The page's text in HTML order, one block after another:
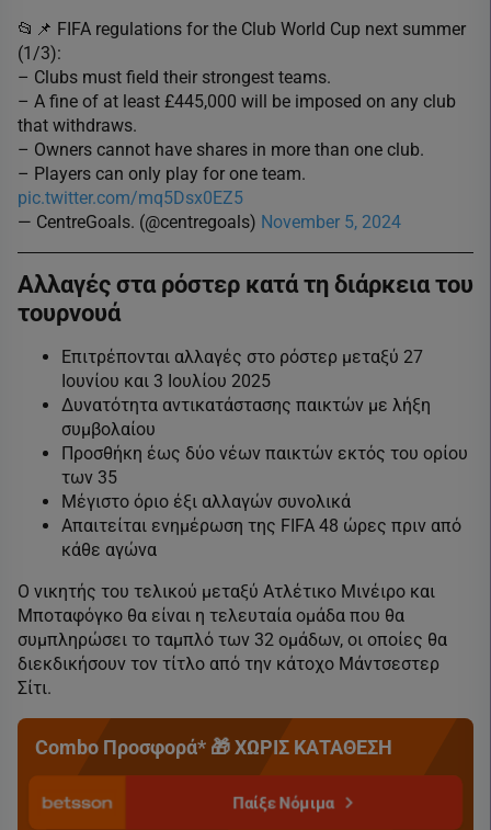
📂📌 FIFA regulations for the Club World Cup next summer
(1/3):
– Clubs must field their strongest teams.
– A fine of at least £445,000 will be imposed on any club
that withdraws.
– Owners cannot have shares in more than one club.
– Players can only play for one team.
pic.twitter.com/mq5Dsx0EZ5
— CentreGoals. (@centregoals) November 5, 2024
Αλλαγές στα ρόστερ κατά τη διάρκεια του
τουρνουά
Επιτρέπονται αλλαγές στο ρόστερ μεταξύ 27
Ιουνίου και 3 Ιουλίου 2025
Δυνατότητα αντικατάστασης παικτών με λήξη
συμβολαίου
Προσθήκη έως δύο νέων παικτών εκτός του ορίου
των 35
Μέγιστο όριο έξι αλλαγών συνολικά
Απαιτείται ενημέρωση της FIFA 48 ώρες πριν από
κάθε αγώνα
Ο νικητής του τελικού μεταξύ Ατλέτικο Μινέιρο και
Μποταφόγκο θα είναι η τελευταία ομάδα που θα
συμπληρώσει το ταμπλό των 32 ομάδων, οι οποίες θα
διεκδικήσουν τον τίτλο από την κάτοχο Μάντσεστερ
Σίτι.
Combo Προσφορά* 🎁 ΧΩΡΙΣ ΚΑΤΑΘΕΣΗ
Παίξε Νόμιμα